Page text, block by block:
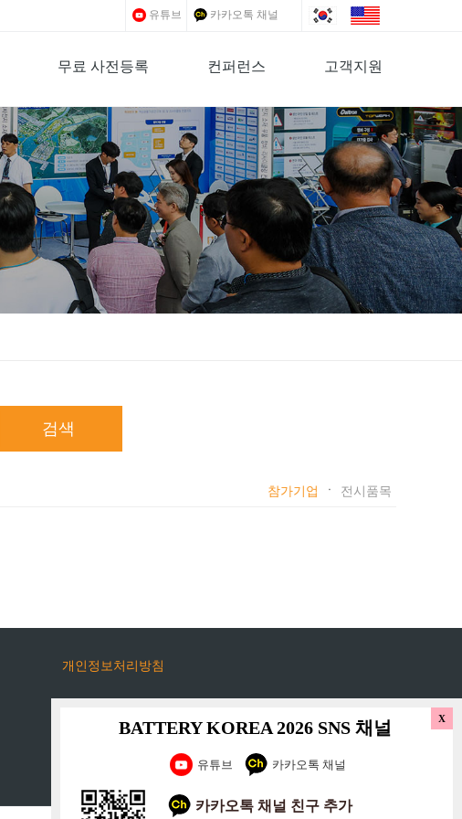
BATTERY KOREA 2026 SNS 채널
유튜브 카카오톡 채널
카카오톡 채널 친구 추가
유튜브 카카오톡 채널
무료 사전등록 컨퍼런스 고객지원
참가기업 ㆍ 전시품목
개인정보처리방침